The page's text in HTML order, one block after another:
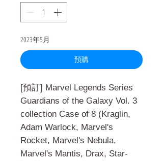
2023年5月
預購
[預訂] Marvel Legends Series
Guardians of the Galaxy Vol. 3
collection Case of 8 (Kraglin,
Adam Warlock, Marvel's
Rocket, Marvel's Nebula,
Marvel's Mantis, Drax, Star-